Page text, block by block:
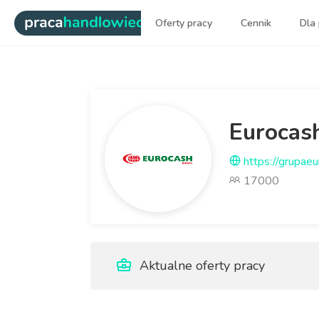
| Najlepsi ludzie sprzedaży
Oferty pracy Cennik Dla
https://
17000
Aktualne oferty pracy